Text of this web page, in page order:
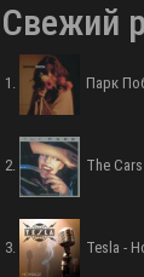
Свежий
Парк
The
Tesla -